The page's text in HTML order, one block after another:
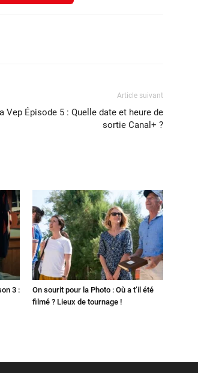
Article suivant
Vep Épisode 5 : Quelle date et heure de
sortie Canal+ ?
3 :
On sourit pour la Photo : Où a t’il été
filmé ? Lieux de tournage !